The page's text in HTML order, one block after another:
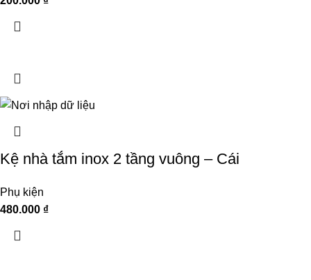
Kệ nhà tắm inox 2 tầng vuông – Cái
Phụ kiện
480.000 ₫